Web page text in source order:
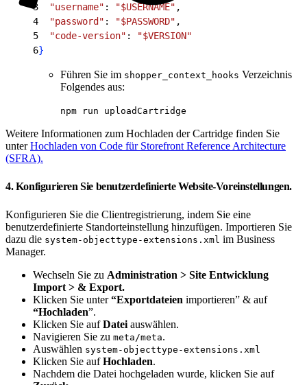
3
  "username"
: "$USERNAME" ,
4
  "password"
: "$PASSWORD" ,
5
  "code-version"
:
"$VERSION"
6}
Führen Sie im shopper_context_hooks Verzeichnis
Folgendes aus:
npm run uploadCartridge
Weitere Informationen zum Hochladen der Cartridge finden Sie
unterHochladen von Code für Storefront Reference Architecture
(SFRA).
4. Konfigurieren Sie benutzerdefinierte Website-Voreinstellungen.
Konfigurieren Sie die Clientregistrierung, indem Sie eine
benutzerdefinierte Standorteinstellung hinzufügen. Importieren Sie
dazu die system-objecttype-extensions.xml im Business
Manager.
Wechseln Sie zu Administration > Site Entwicklung
Import > & Export.
Klicken Sie unter“Exportdateien importieren” & auf
“Hochladen”.
Klicken Sie aufDatei auswählen.
Navigieren Sie zu meta/meta.
Auswählen system-objecttype-extensions.xml
Klicken Sie aufHochladen.
Nachdem die Datei hochgeladen wurde, klicken Sie auf